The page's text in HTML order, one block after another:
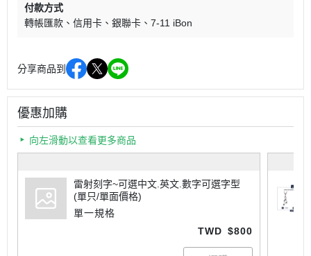
付款方式
轉帳匯款
信用卡 銀聯卡 7-11 iBon
分享商品到
優惠加購
向左滑動以查看更多商品
雷射刻字~可選中文.英文.數字可選字型
(單只/單面價格)
單一規格
TWD $800